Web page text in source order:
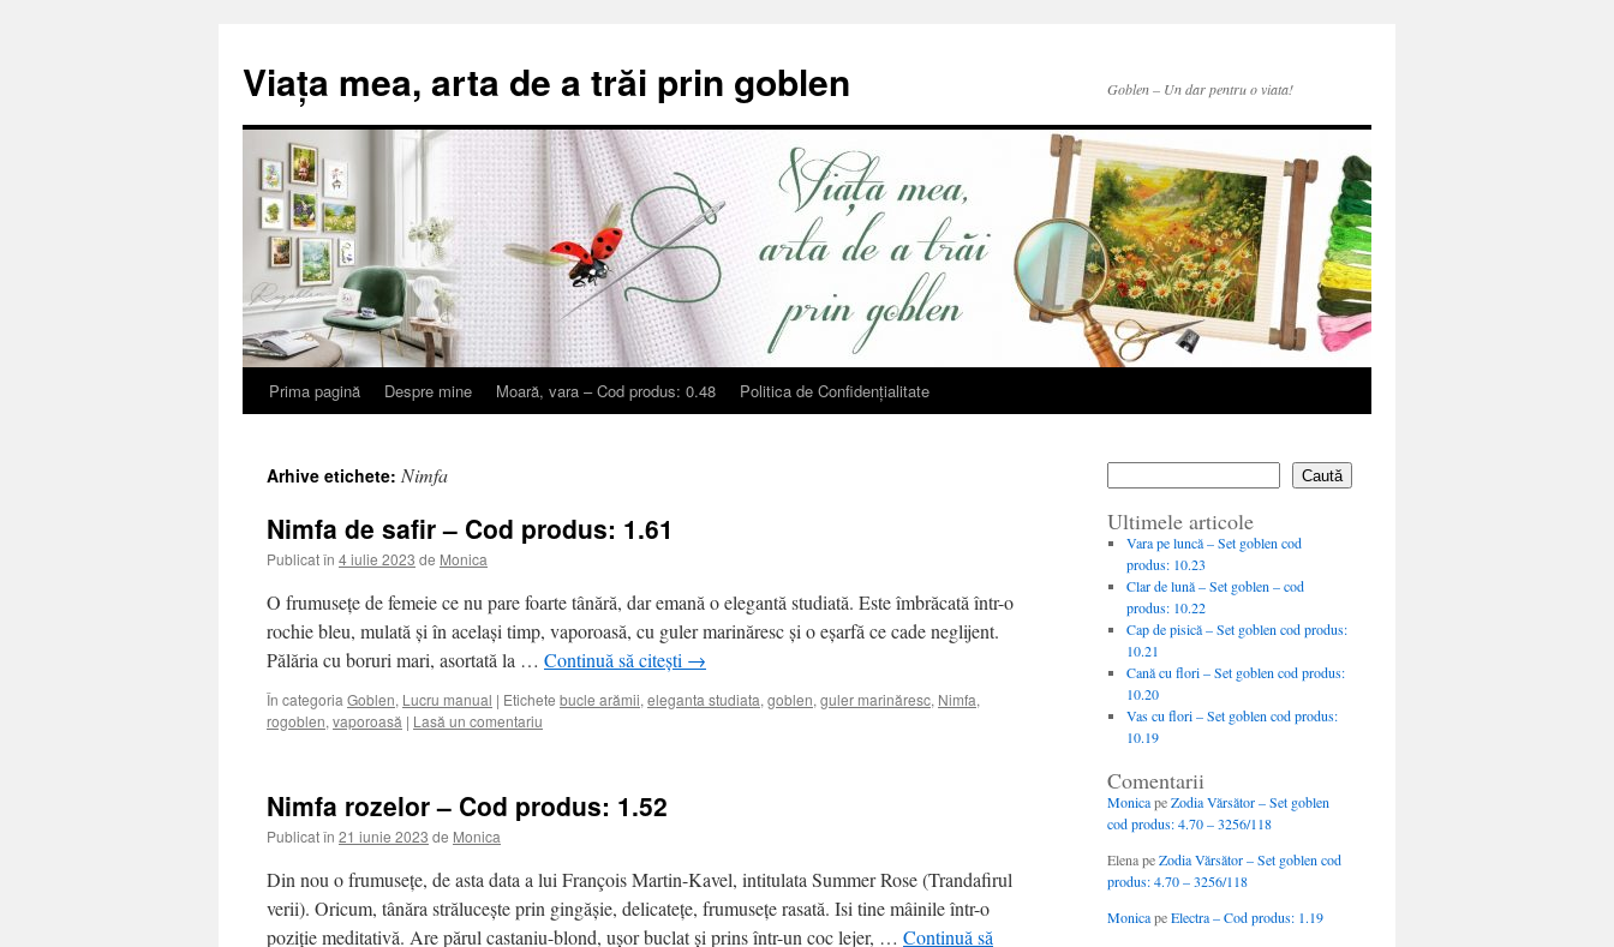
Viața mea, arta de a trăi prin goblen Goblen – Un dar pentru o viata!
Sari
conținut
Prima pagină Despre mine Moară, vara – Cod produs: 0.48 Politica de Confidențialitate
Arhive etichete: Nimfa
Nimfa de safir – Cod produs: 1.61
Publicat în 4 iulie 2023 de Monica
O frumusețe de femeie ce nu pare foarte tânără, dar emană o elegantă studiată. Este îmbrăcată într-o
rochie bleu, mulată și în același timp, vaporoasă, cu guler marinăresc și o eșarfă ce cade neglijent.
Pălăria cu boruri mari, asortată la … Continuă să citești →
În categoria Goblen, Lucru manual | Etichete bucle arămii, eleganta studiata, goblen, guler marinăresc, Nimfa,
rogoblen, vaporoasă | Lasă un comentariu
Nimfa rozelor – Cod produs: 1.52
Publicat în 21 iunie 2023 de Monica
Din nou o frumusețe, de asta data a lui François Martin-Kavel, intitulata Summer Rose (Trandafirul
verii). Oricum, tânăra strălucește prin gingășie, delicatețe, frumusețe rasată. Isi tine mâinile într-o
poziție meditativă. Are părul castaniu-blond, ușor buclat și prins într-un coc lejer, … Continuă să
Caută
Ultimele articole
Vara pe luncă – Set goblen cod
produs: 10.23
Clar de lună – Set goblen – cod
produs: 10.22
Cap de pisică – Set goblen cod produs:
10.21
Cană cu flori – Set goblen cod produs:
10.20
Vas cu flori – Set goblen cod produs:
10.19
Comentarii
MonicapeZodia Vărsător – Set goblen
cod produs: 4.70 – 3256/118
ElenapeZodia Vărsător – Set goblen cod
produs: 4.70 – 3256/118
MonicapeElectra – Cod produs: 1.19